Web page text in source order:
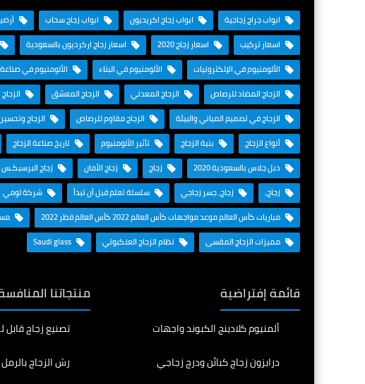
ابواب جراج زجاجية ابواب زجاج اكريديون ابواب زجاج سحاب
اسعار تركيب
اسعار زجاج 2020 اسعار زجاج اركرديون بالسعودية
الألومنيوم في الإلكترونيات
الألومنيوم في البناء الألومنيوم في
الزجاج المضاد للرصاص
الزجاج المعدني الزجاج المعشق
الزجاج في تصميم المباني والبيئة
الزجاج مقاوم للرصاص الزجاج
أنواع الزجاج
بنية الزجاج تأثير الألومنيوم تاريخ صناعة الزجاج
دبل جلاس بالسعودية 2020
زجاج زجاج الأمان زجاج البرسبكـس
زجاج،
زجاج، جسر زجاجي سلسلة تعلم قبل أن تبدأ شركة لومي
مباريات كأس العالم موعد مواجهات كأس العالم 2022 كأس العالم قطر 2022
مميزات الزجاج المقسى
نظام الزجاج العنكبوتي
قائمة إفتراضية
ألمنيوم كلادينج الكبوند واجهات
درابزون زجاج كبائن ودرج زجاجي
منتجاتنا
تصنيع زجاج
رش الزجاج بالرمل